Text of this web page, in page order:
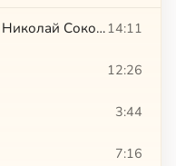
Предисловие (протоиерей Николай Соколов)14:11
12:26
3:44
7:16